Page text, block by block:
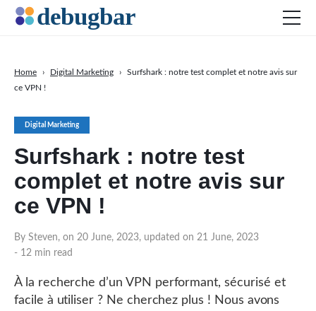
Digital Marketing
Surfshark : notre test
complet et notre avis sur
ce VPN !
By Steven, on 20 June, 2023, updated on 21 June, 2023
- 12 min read
Home › Digital Marketing ›
Surfshark : notre test complet et notre avis sur
ce VPN !
À la recherche d’un VPN performant, sécurisé et
facile à utiliser ? Ne cherchez plus ! Nous avons
SEO
DOWNLOAD DEBUGBAR